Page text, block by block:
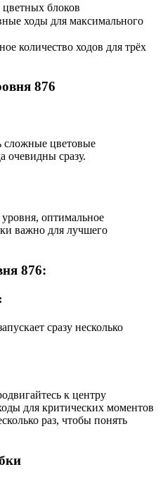
блоков
ходы для максимального
количество ходов для трёх
876
сложные цветовые
очевидны сразу.
оптимальное
важно для лучшего
876:
сразу несколько
к центру
для критических моментов
раз, чтобы понять